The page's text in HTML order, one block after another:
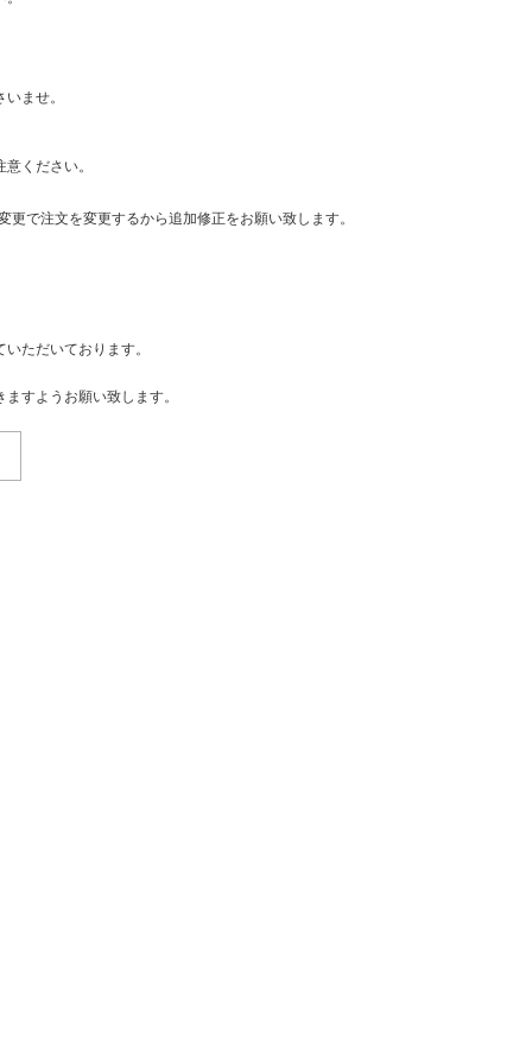
ませ。
ください。
で注文を変更するから追加修正をお願い致します。
ただいております。
すようお願い致します。